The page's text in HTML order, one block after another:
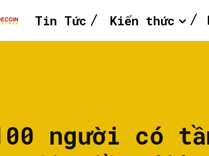
Tin Tức Kiến thức
người có